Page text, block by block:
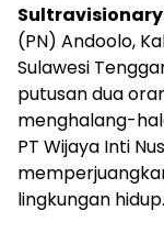
(PN) Andoolo,
Sulawesi
putusan dua
menghalang-
PT Wijaya Inti
lingkungan hidup.